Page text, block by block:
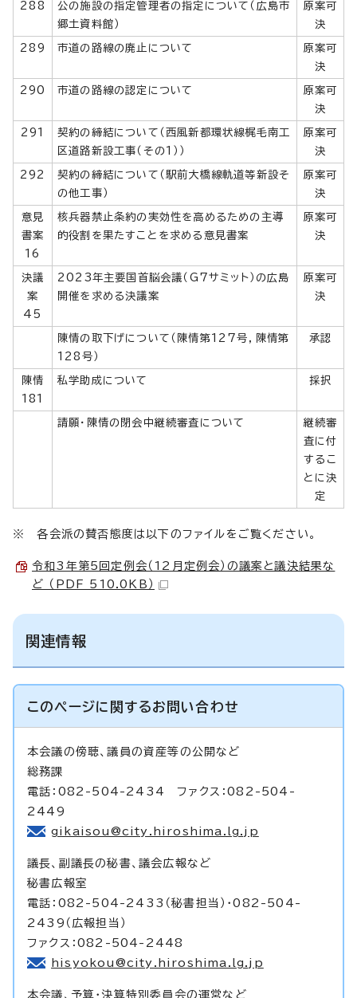
288
公の施設の指定管理者の指定について（広島市
郷土資料館）
原案可
決
289 市道の路線の廃止について
原案可
決
290 市道の路線の認定について
原案可
決
291
契約の締結について（西風新都環状線梶毛南工
区道路新設工事（その1））
原案可
決
292
契約の締結について（駅前大橋線軌道等新設そ
の他工事）
原案可
決
意見
書案
16
核兵器禁止条約の実効性を高めるための主導
的役割を果たすことを求める意見書案
原案可
決
決議
案
45
2023年主要国首脳会議（G7サミット）の広島
開催を求める決議案
原案可
決
陳情の取下げについて（陳情第127号，陳情第
128号）
承認
陳情
181
私学助成について 採択
請願・陳情の閉会中継続審査について
継続審
査に付
するこ
とに決
定
※ 各会派の賛否態度は以下のファイルをご覧ください。
令和3年第5回定例会（12月定例会）の議案と議決結果な
ど （PDF 510.0KB）
関連情報
このページに関するお問い合わせ
本会議の傍聴、議員の資産等の公開など
総務課
電話：082-504-2434 ファクス：082-504-
2449
gikaisou@city.hiroshima.lg.jp
議長、副議長の秘書、議会広報など
秘書広報室
電話：082-504-2433（秘書担当）・082-504-
2439（広報担当）
ファクス：082-504-2448
hisyokou@city.hiroshima.lg.jp
本会議、予算・決算特別委員会の運営など